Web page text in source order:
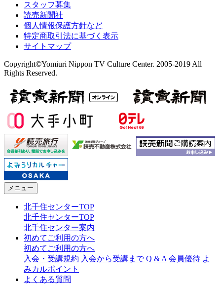
スタッフ募集
読売新聞社
個人情報保護方針など
特定商取引法に基づく表示
サイトマップ
Copyright©Yomiuri Nippon TV Culture Center. 2005-2019 All
Rights Reserved.
メニュー
北千住センターTOP
北千住センターTOP
北千住センター案内
初めてご利用の方へ
初めてご利用の方へ
入会・受講規約 入会から受講まで Q & A 会員優待 よ
みカルポイント
よくある質問